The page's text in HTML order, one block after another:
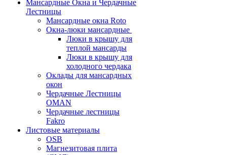
Мансардные Окна и Чердачные
Лестницы
Мансардные окна Roto
Окна-люки мансардные
Люки в крышу для
теплой мансарды
Люки в крышу для
холодного чердака
Оклады для мансардных
окон
Чердачные Лестницы
OMAN
Чердачные лестницы
Fakro
Листовые материалы
OSB
Магнезитовая плита